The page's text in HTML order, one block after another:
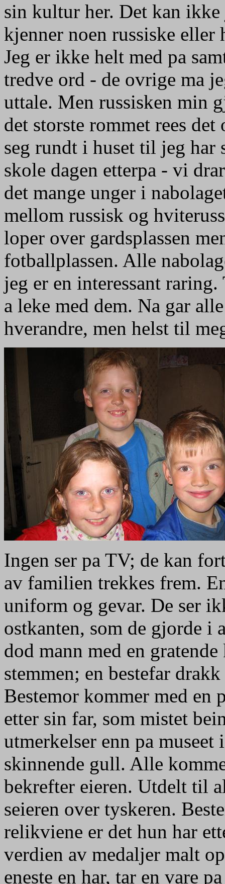
sin kultur her. Det kan
kjenner noen russiske eller
Jeg er ikke helt med pa
tredve ord - de ovrige ma
uttale. Men russisken min
det storste rommet rees
seg rundt i huset til jeg har
skole dagen etterpa - vi
det mange unger i
mellom russisk og
loper over gardsplassen
fotballplassen. Alle
jeg er en interessant
a leke med dem. Na gar
hverandre, men helst til
Ingen ser pa TV; de kan
av familien trekkes frem.
uniform og gevar. De ser
ostkanten, som de gjorde i
dod mann med en
stemmen; en bestefar
Bestemor kommer med en
etter sin far, som mistet
utmerkelser enn pa
skinnende gull. Alle
bekrefter eieren. Utdelt til
seieren over tyskeren.
relikviene er det hun har
verdien av medaljer malt
eneste en har, tar en vare